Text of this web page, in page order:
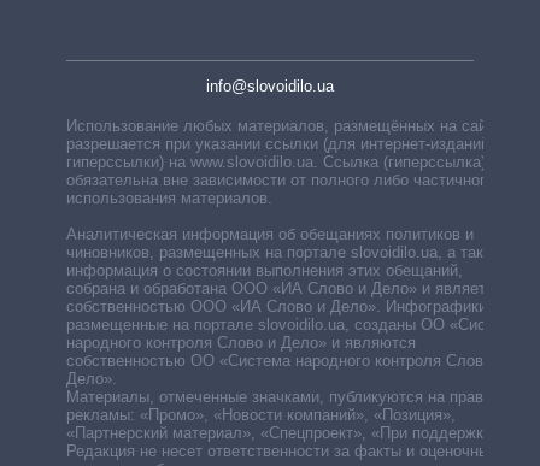
info@slovoidilo.ua
Использование любых материалов, размещённых на сайте,
разрешается при указании ссылки (для интернет-изданий —
гиперссылки) на www.slovoidilo.ua. Ссылка (гиперссылка)
обязательна вне зависимости от полного либо частичного
использования материалов.
Аналитическая информация об обещаниях политиков и
чиновников, размещенных на портале slovoidilo.ua, а также
информация о состоянии выполнения этих обещаний,
собрана и обработана ООО «ИА Слово и Дело» и является
собственностью ООО «ИА Слово и Дело». Инфографики,
размещенные на портале slovoidilo.ua, созданы ОО «Система
народного контроля Слово и Дело» и являются
собственностью ОО «Система народного контроля Слово и
Дело».
Материалы, отмеченные значками, публикуются на правах
рекламы: «Промо», «Новости компаний», «Позиция»,
«Партнерский материал», «Спецпроект», «При поддержке».
Редакция не несет ответственности за факты и оценочные